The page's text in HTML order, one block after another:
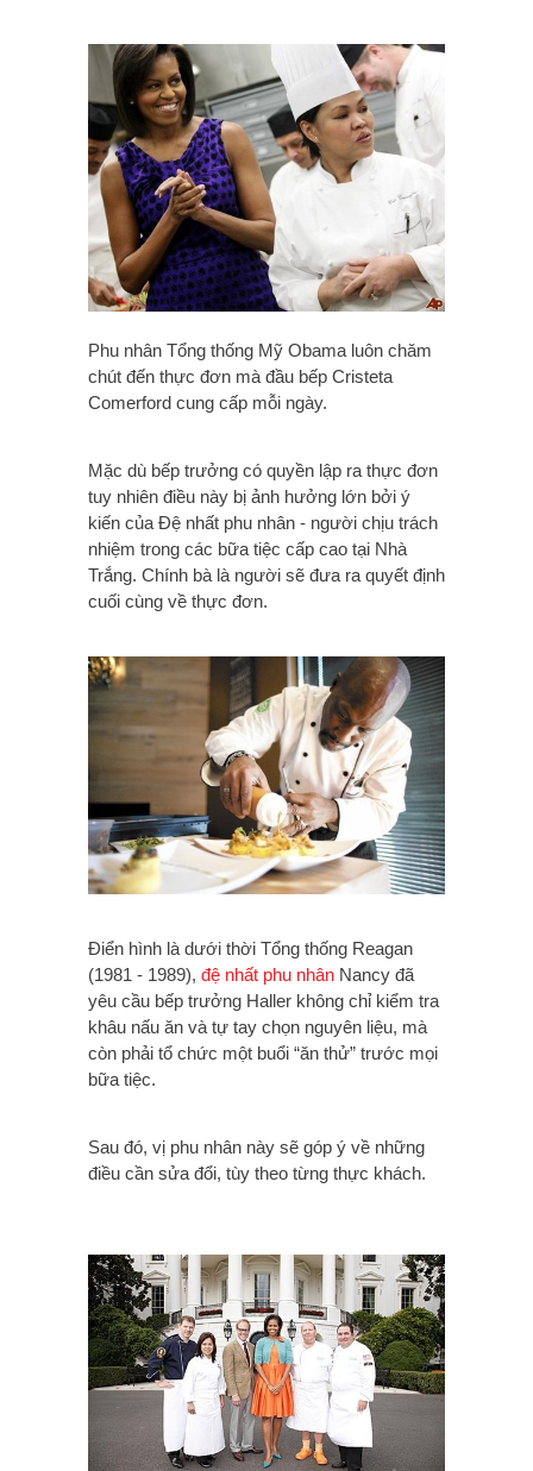
Phu nhân Tổng thống Mỹ Obama luôn chăm
chút đến thực đơn mà đầu bếp Cristeta
Comerford cung cấp mỗi ngày.
Mặc dù bếp trưởng có quyền lập ra thực đơn
tuy nhiên điều này bị ảnh hưởng lớn bởi ý
kiến của Đệ nhất phu nhân - người chịu trách
nhiệm trong các bữa tiệc cấp cao tại Nhà
Trắng. Chính bà là người sẽ đưa ra quyết định
cuối cùng về thực đơn.
Điển hình là dưới thời Tổng thống Reagan
(1981 - 1989), đệ nhất phu nhân Nancy đã
yêu cầu bếp trưởng Haller không chỉ kiểm tra
khâu nấu ăn và tự tay chọn nguyên liệu, mà
còn phải tổ chức một buổi “ăn thử” trước mọi
bữa tiệc.
Sau đó, vị phu nhân này sẽ góp ý về những
điều cần sửa đổi, tùy theo từng thực khách.